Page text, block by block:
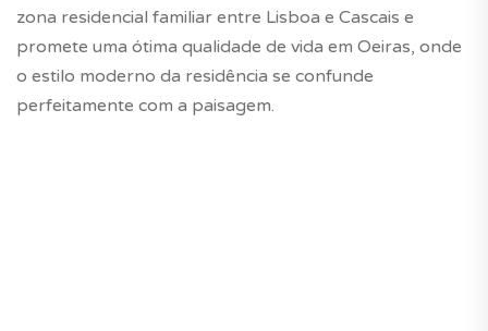
zona residencial familiar entre Lisboa e Cascais e
promete uma ótima qualidade de vida em Oeiras, onde
o estilo moderno da residência se confunde
perfeitamente com a paisagem.